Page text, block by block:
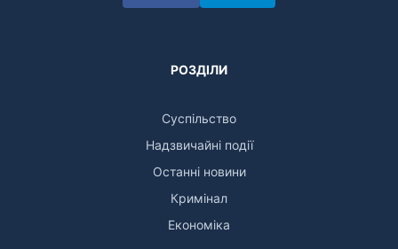
РОЗДІЛИ
Суспільство
Надзвичайні події
Останні новини
Кримінал
Економіка